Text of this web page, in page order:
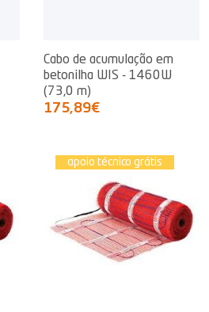
Cabo de acumulação em
betonilha WIS - 1460W
(73,0 m)
175,89€
apoio técnico grátis